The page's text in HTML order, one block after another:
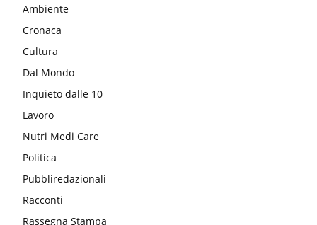
Ambiente
Cronaca
Cultura
Dal Mondo
Inquieto dalle 10
Lavoro
Nutri Medi Care
Politica
Pubbliredazionali
Racconti
Rassegna Stampa